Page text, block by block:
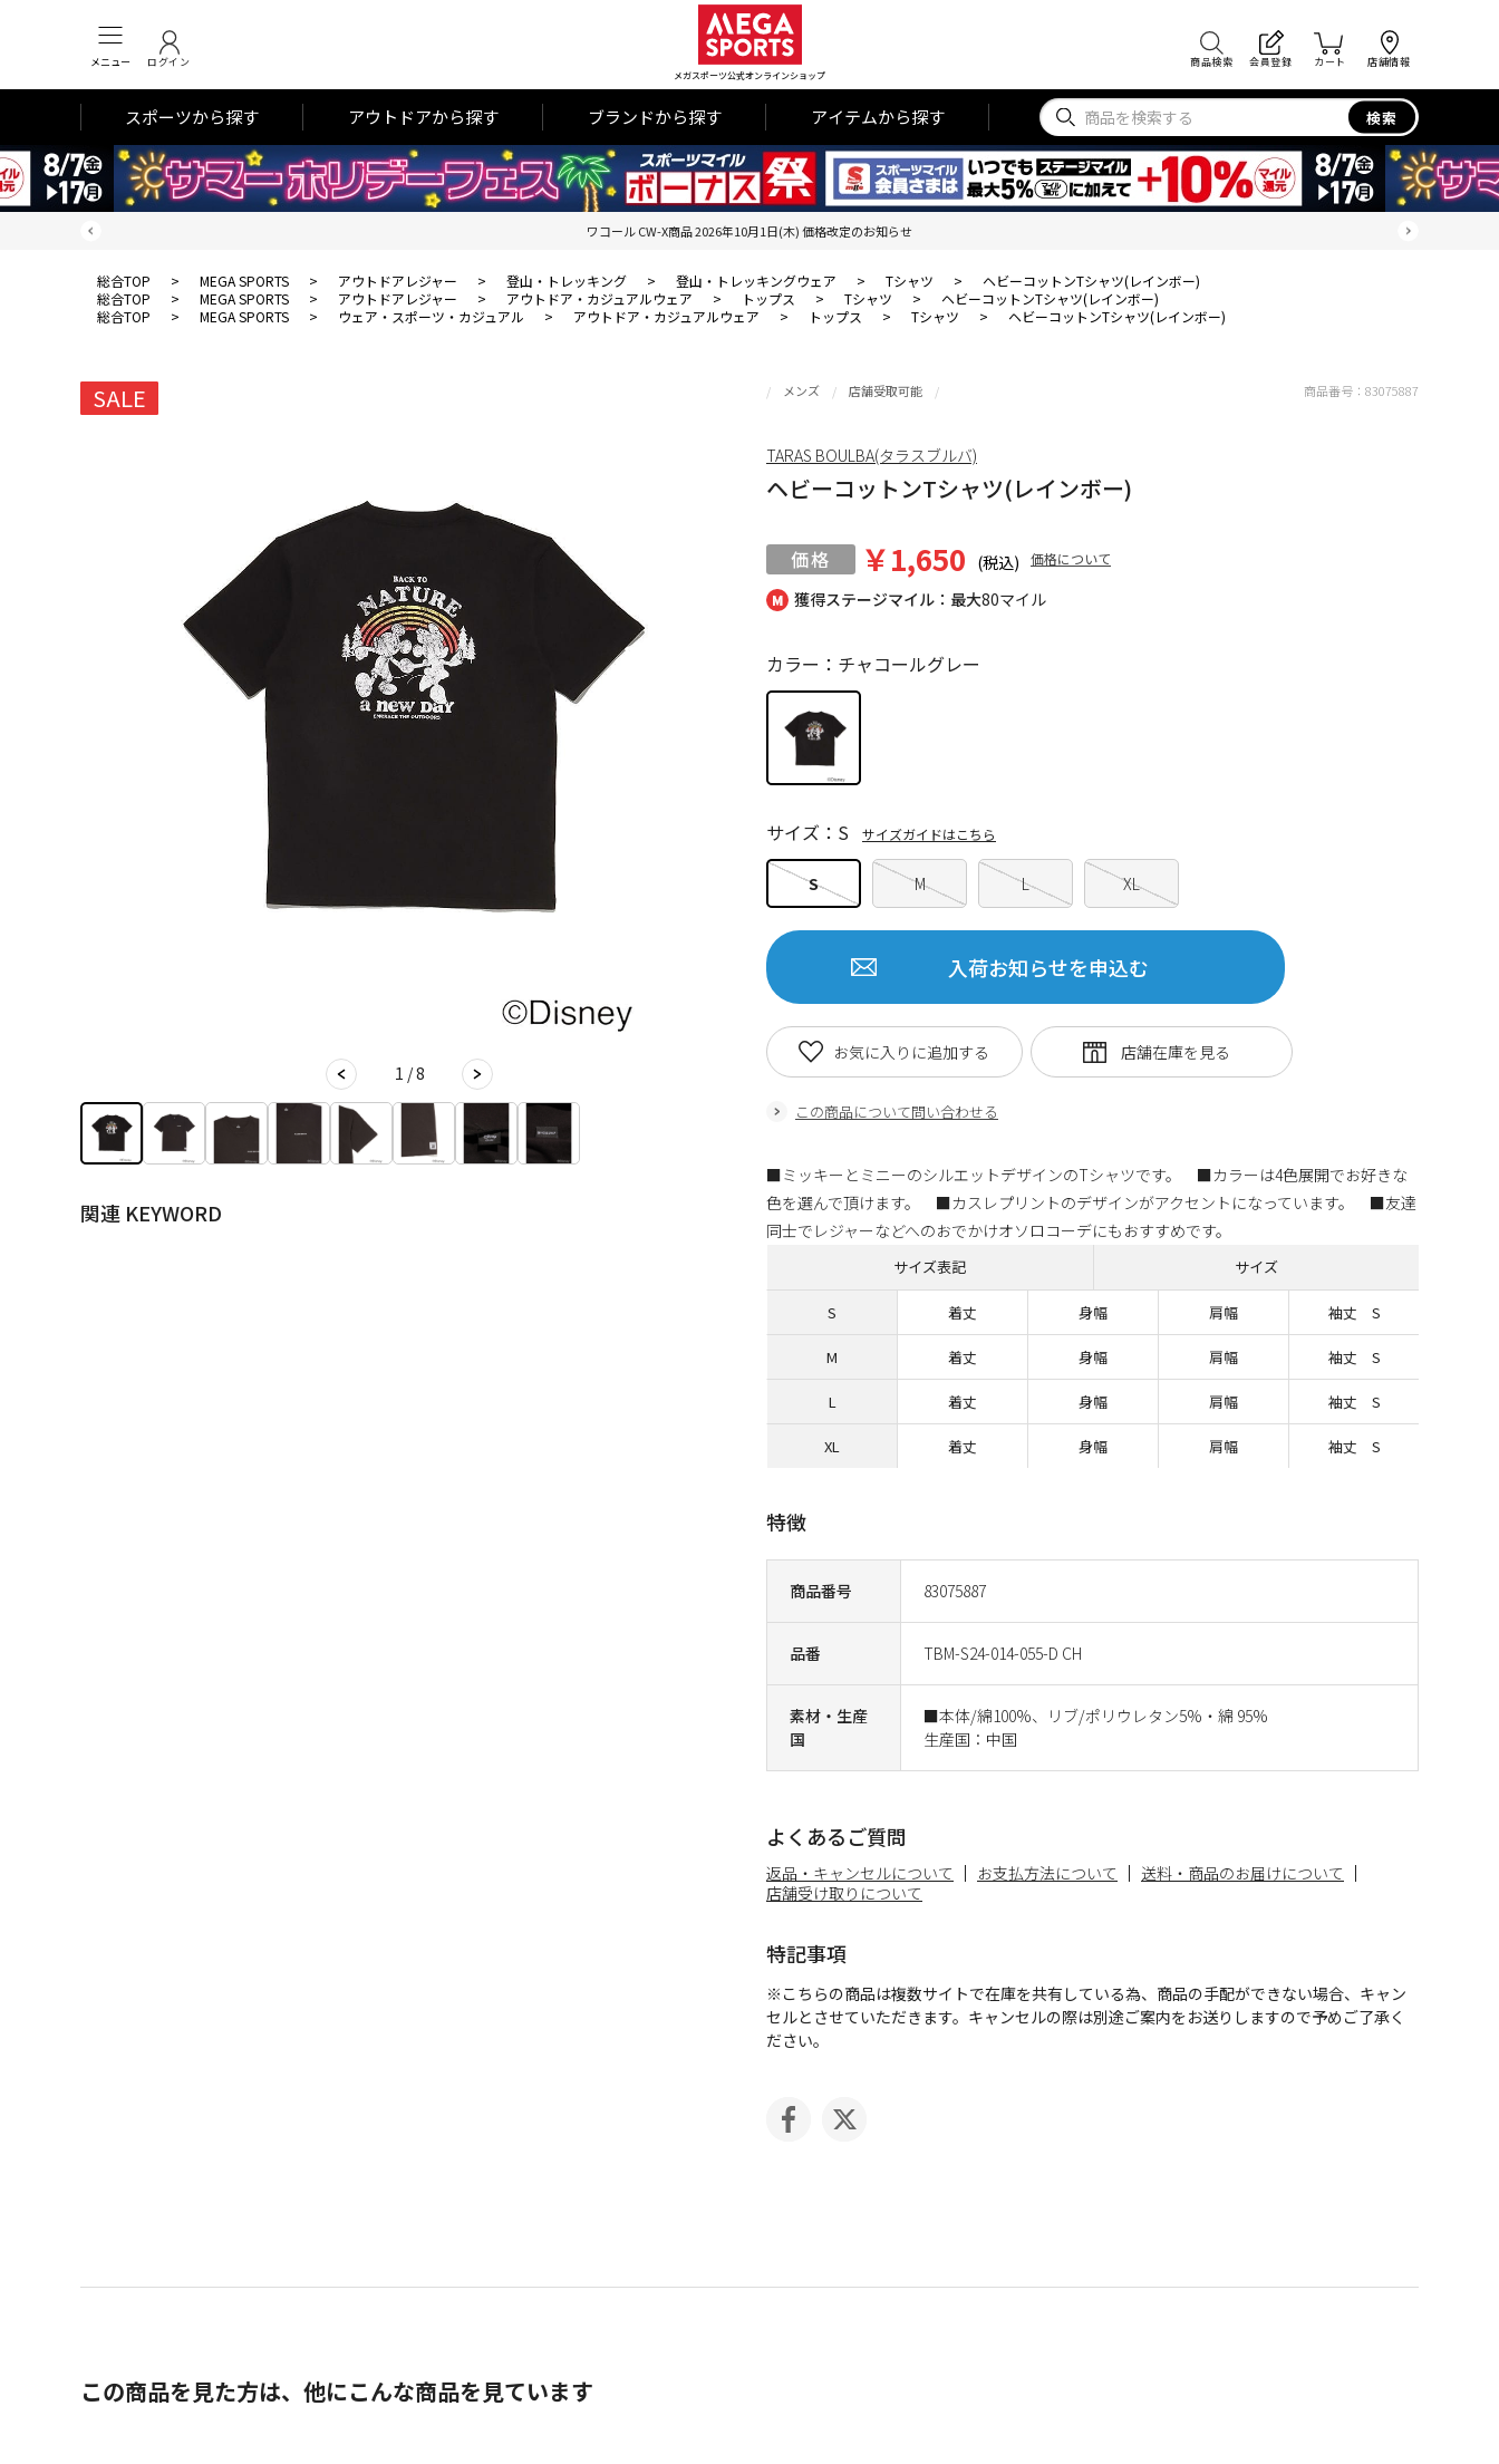
メニュー ログイン
メガスポーツ公式オンラインショップ
商品検索 会員登録 カート 店舗情報
スポーツから探す アウトドアから探す ブランドから探す アイテムから探す 検索
ワコール CW-X商品 2026年10月1日(木) 価格改定のお知らせ
総合TOP > MEGA SPORTS > アウトドアレジャー > 登山・トレッキング > 登山・トレッキングウェア > Tシャツ >
ヘビーコットンTシャツ(レインボー)
総合TOP
> MEGA SPORTS > アウトドアレジャー > アウトドア・カジュアルウェア > トップス > Tシャツ >
ヘビーコットンTシャツ(レインボー)
総合TOP
> MEGA SPORTS > ウェア・スポーツ・カジュアル > アウトドア・カジュアルウェア > トップス > Tシャツ > ヘビーコットンTシャツ(レインボー)
SALE
1 / 8
関連 KEYWORD
獲得ステージマイル：最大80マイル
メンズ 店舗受取可能
ヘビーコットンTシャツ(レインボー)
￥1,650 (税込) 価格について
商品番号 83075887
品番 TBM-S24-014-055-D CH
素材・生産
国
■本体/綿100%、リブ/ポリウレタン5%・綿 95%
生産国：中国
カラー：チャコールグレー
S M L XL
サイズ：S サイズガイドはこちら
入荷お知らせを申込む
この商品について問い合わせる
お気に入りに追加する
商品番号： 83075887
TARAS BOULBA(タラスブルバ)
■ミッキーとミニーのシルエットデザインのTシャツです。 ■カラーは4色展開でお好きな
色を選んで頂けます。 ■カスレプリントのデザインがアクセントになっています。 ■友達
同士でレジャーなどへのおでかけオソロコーデにもおすすめです。
特徴
よくあるご質問
返品・キャンセルについて お支払方法について
送料・商品のお届けについて
店舗受け取りについて
特記事項
※こちらの商品は複数サイトで在庫を共有している為、商品の手配ができない場合、キャン
セルとさせていただきます。キャンセルの際は別途ご案内をお送りしますので予めご了承く
ださい。
サイズ表記 サイズ
S 着丈 身幅 肩幅 袖丈 S
M 着丈 身幅 肩幅 袖丈 S
L 着丈 身幅 肩幅 袖丈 S
XL 着丈 身幅 肩幅 袖丈 S
この商品を見た方は、他にこんな商品を見ています